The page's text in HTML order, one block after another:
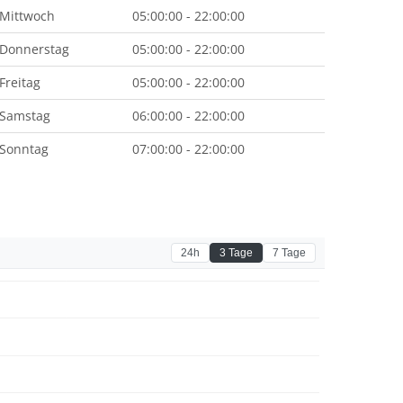
Mittwoch
05:00:00 - 22:00:00
Donnerstag
05:00:00 - 22:00:00
Freitag
05:00:00 - 22:00:00
Samstag
06:00:00 - 22:00:00
Sonntag
07:00:00 - 22:00:00